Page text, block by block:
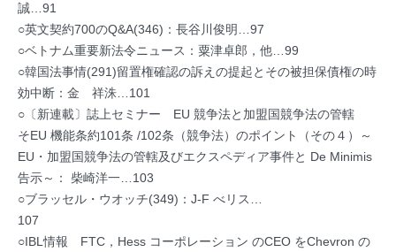
誠…91
○英文契約700のQ&A(346)：長谷川俊明…97
○ベトナム重要新法令ニュース：粟津卓郎，他…99
○韓国法事情(291)留置権確認の訴えの提起とその被担保債権の時
効中断：金 祥洙…101
○〔新連載〕誌上セミナー EU 競争法と加盟国競争法の管轄
そEU 機能条約101条 /102条（競争法）のポイント（その４）～
EU・加盟国競争法の管轄及びエクスペディア事件と De Minimis
告示～： 柴崎洋一…103
○ブラッセル・ウオッチ(349)：J-F べリス…
107
○IBL情報 FTC，Hess コーポレーション のCEO をChevron の